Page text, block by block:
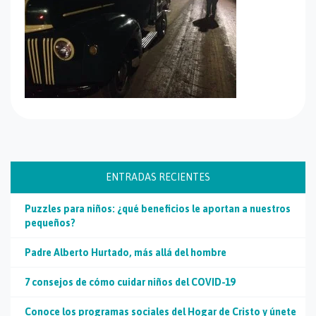
ENTRADAS RECIENTES
Puzzles para niños: ¿qué beneficios le aportan a nuestros
pequeños?
Padre Alberto Hurtado, más allá del hombre
7 consejos de cómo cuidar niños del COVID-19
Conoce los programas sociales del Hogar de Cristo y únete